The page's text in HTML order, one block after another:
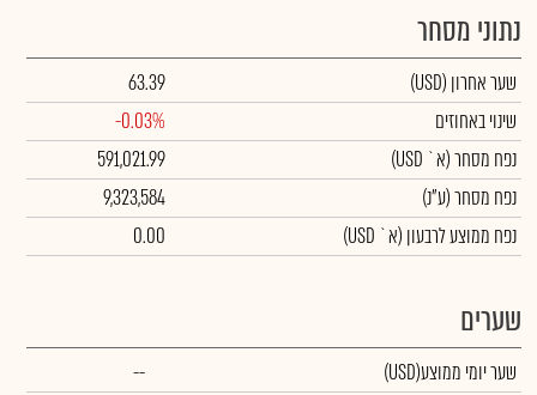
נתוני מסחר
שער אחרון (USD)
63.39
שינוי באחוזים
-0.03%
נפח מסחר(א` USD)
591,021.99
נפח מסחר(ע"נ)
9,323,584
נפח ממוצע לרבעון (א` USD)
0.00
שערים
שער יומי ממוצע(USD)
--